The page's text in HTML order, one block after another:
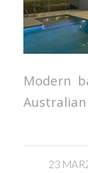
Modern
23